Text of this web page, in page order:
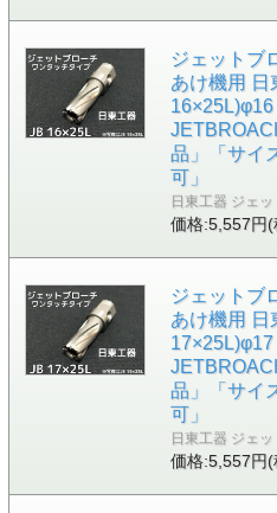
ジェットブ
あけ機用 日
品」「サイ
可」
日東工器 ジェ
価格:5,557円(
ジェットブ
あけ機用 日
品」「サイ
可」
日東工器 ジェ
価格:5,557円(